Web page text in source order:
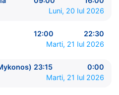
pe Mare
0:00 - ⚓
Luni, 20 Iul 2026
12:00
22:30
Marti, 21 Iul 2026
23:15
0:00
Marti, 21 Iul 2026